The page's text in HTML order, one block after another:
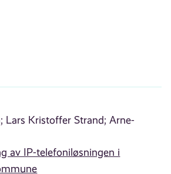
Lars Kristoffer Strand; Arne-
av IP-telefoniløsningen i